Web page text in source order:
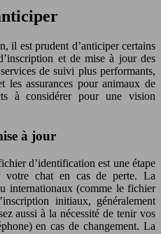
il est prudent d’anticiper certains
et de mise à jour des
de suivi plus performants,
les assurances pour animaux de
à considérer pour une vision
à jour
d’identification est une étape
votre chat en cas de perte. La
internationaux (comme le fichier
initiaux, généralement
aussi à la nécessité de tenir vos
en cas de changement. La